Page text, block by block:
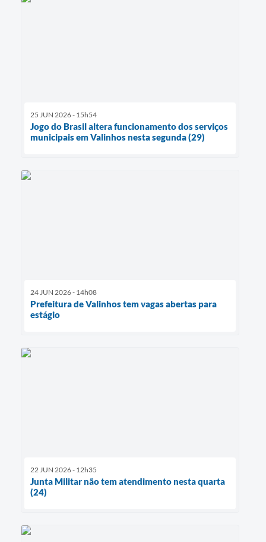
25 JUN 2026 - 15h54
Jogo do Brasil altera funcionamento dos serviços
municipais em Valinhos nesta segunda (29)
24 JUN 2026 - 14h08
Prefeitura de Valinhos tem vagas abertas para
estágio
22 JUN 2026 - 12h35
Junta Militar não tem atendimento nesta quarta
(24)